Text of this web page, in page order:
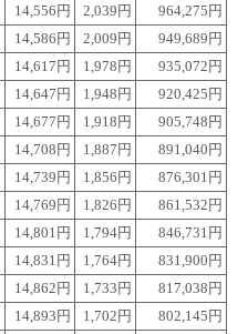
14,556円 2,039円
964,275円
14,586円 2,009円
949,689円
14,617円 1,978円
935,072円
14,647円 1,948円
920,425円
14,677円 1,918円
905,748円
14,708円 1,887円
891,040円
14,739円 1,856円
876,301円
14,769円 1,826円
861,532円
14,801円 1,794円
846,731円
14,831円 1,764円
831,900円
14,862円 1,733円
817,038円
14,893円 1,702円
802,145円